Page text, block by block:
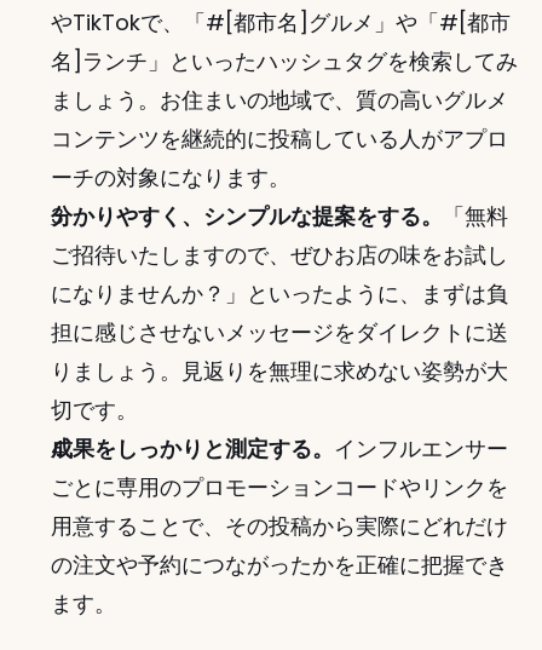
やTikTokで、「#[都市名]グルメ」や「#[都市
名]ランチ」といったハッシュタグを検索してみ
ましょう。お住まいの地域で、質の高いグルメ
コンテンツを継続的に投稿している人がアプロ
ーチの対象になります。
分かりやすく、シンプルな提案をする。
「無料
ご招待いたしますので、ぜひお店の味をお試し
になりませんか？」といったように、まずは負
担に感じさせないメッセージをダイレクトに送
りましょう。見返りを無理に求めない姿勢が大
切です。
成果をしっかりと測定する。 インフルエンサー
ごとに専用のプロモーションコードやリンクを
用意することで、その投稿から実際にどれだけ
の注文や予約につながったかを正確に把握でき
ます。